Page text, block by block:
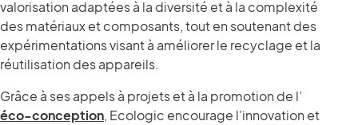
valorisation adaptées à la diversité et à la complexité
des matériaux et composants, tout en soutenant des
expérimentations visant à améliorer le recyclage et la
réutilisation des appareils.
Grâce à ses appels à projets et à la promotion de l’
éco-conception, Ecologic encourage l’innovation et